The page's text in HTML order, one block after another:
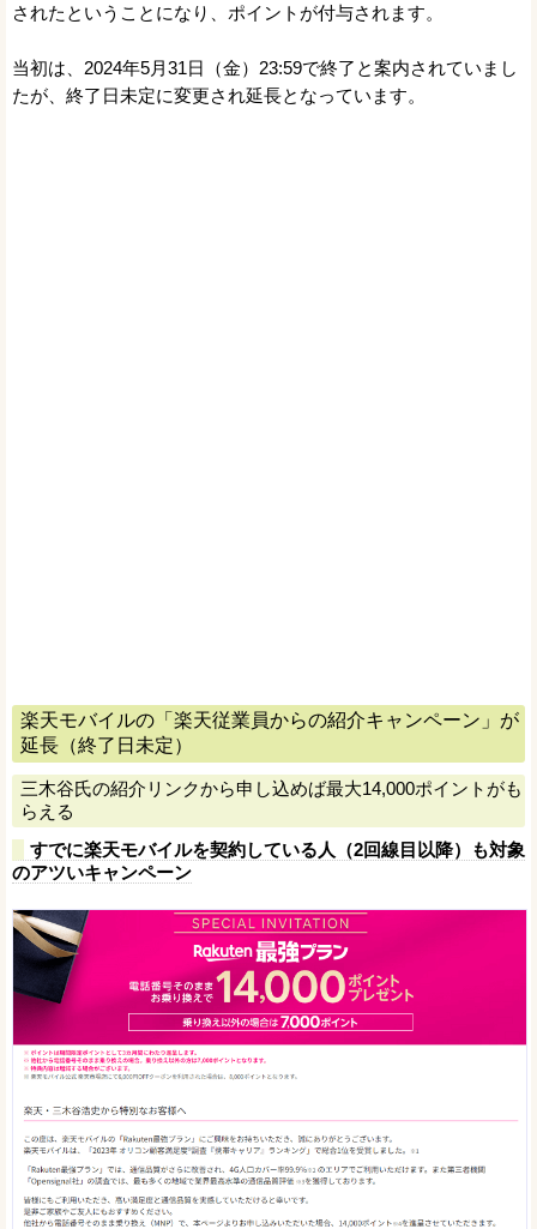
されたということになり、ポイントが付与されます。
当初は、2024年5月31日（金）23:59で終了と案内されていまし
たが、終了日未定に変更され延長となっています。
楽天モバイルの「楽天従業員からの紹介キャンペーン」が
延長（終了日未定）
三木谷氏の紹介リンクから申し込めば最大14,000ポイントがも
らえる
すでに楽天モバイルを契約している人（2回線目以降）も対象
のアツいキャンペーン